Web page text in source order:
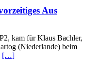
Aus
kam für Klaus Bachler,
(Niederlande) beim
[…]